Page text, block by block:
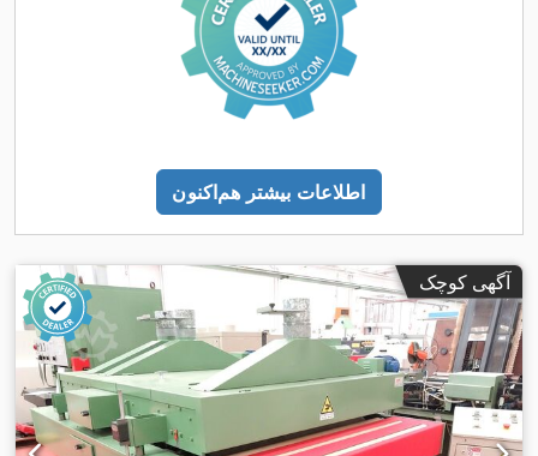
اطلاعات بیشتر هم‌اکنون
آگهی کوچک